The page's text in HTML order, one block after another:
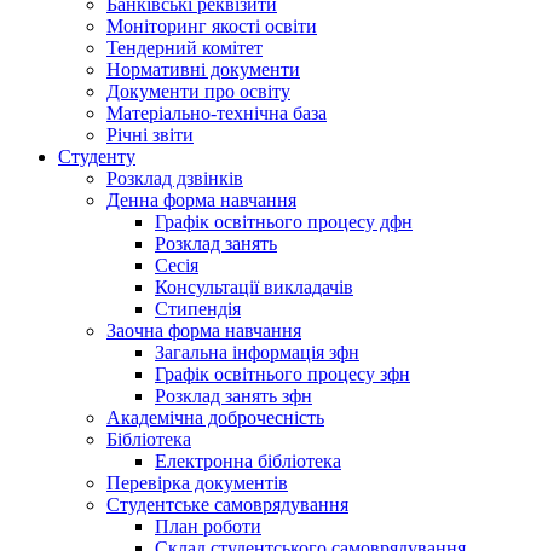
Банківські реквізити
Моніторинг якості освіти
Тендерний комітет
Нормативні документи
Документи про освіту
Матеріально-технічна база
Річні звіти
Студенту
Розклад дзвінків
Денна форма навчання
Графік освітнього процесу дфн
Розклад занять
Сесія
Консультації викладачів
Стипендія
Заочна форма навчання
Загальна інформація зфн
Графік освітнього процесу зфн
Розклад занять зфн
Академічна доброчесність
Бібліотека
Електронна бібліотека
Перевірка документів
Студентське самоврядування
План роботи